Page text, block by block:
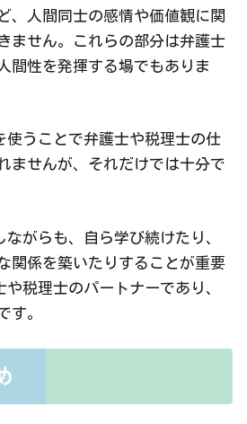
、人間同士の感情や価値観に関
ません。これらの部分は弁護士
間性を発揮する場でもありま
使うことで弁護士や税理士の仕
ませんが、それだけでは十分で
ながらも、自ら学び続けたり、
関係を築いたりすることが重要
や税理士のパートナーであり、
す。